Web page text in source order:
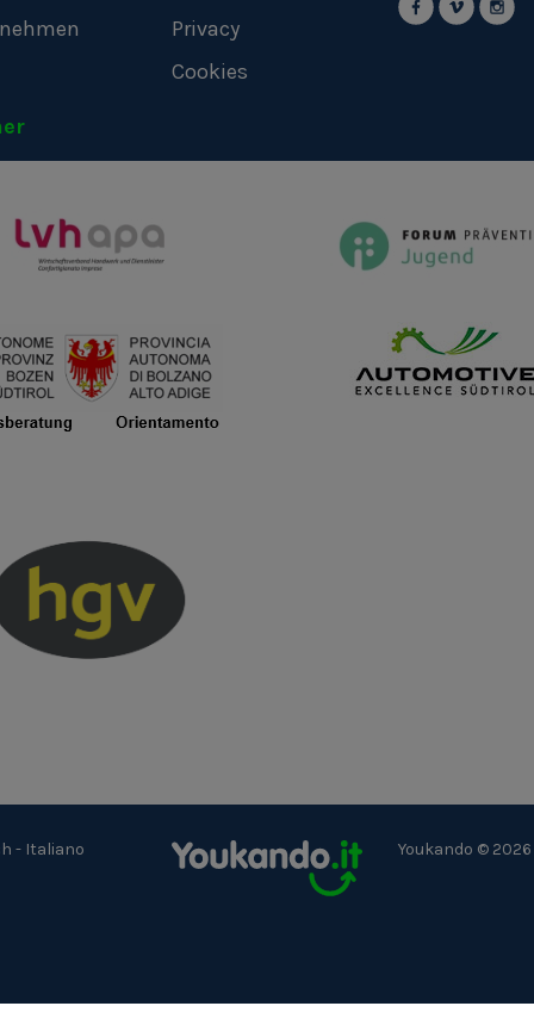
Privacy
Cookies
- Italiano Youkando © 2026